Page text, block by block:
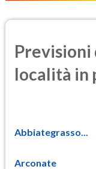
Previsioni
località in
Abbiategrasso...
Arconate